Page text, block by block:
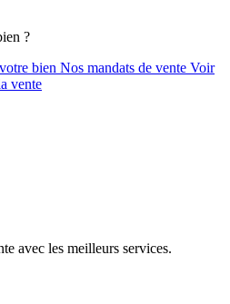
?
bien Nos mandats de vente Voir
vente
avec les meilleurs services.